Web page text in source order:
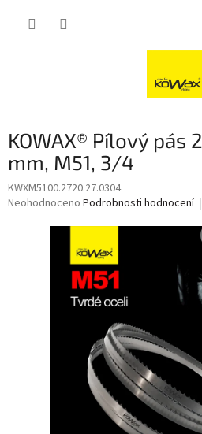
KOWAX® Pílový pás
mm, M51, 3/4
KWXM5100.2720.27.0304
Průměrné
Neohodnoceno Podrobnosti hodnocení